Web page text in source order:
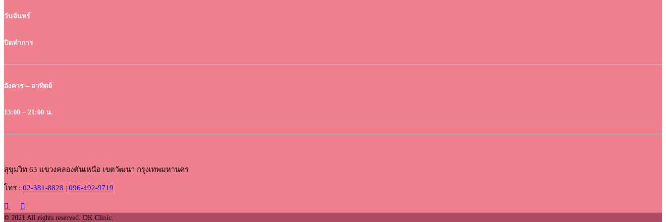
วันจันทร์
ปิดทำการ
อังคาร – อาทิตย์
13:00 – 21:00 น.
สุขุมวิท 63 แขวงคลองตันเหนือ เขตวัฒนา กรุงเทพมหานคร
โทร : 02-381-8828 | 096-492-9719
© 2021 All rights reserved. DK Clinic.